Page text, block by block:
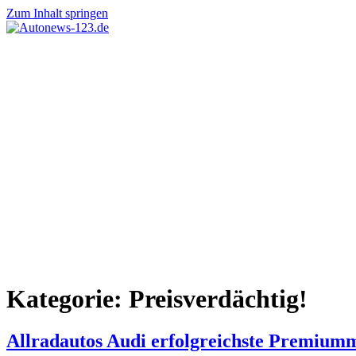
Zum Inhalt springen
Kategorie: Preisverdächtig!
Allradautos Audi erfolgreichste